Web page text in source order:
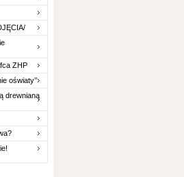
ZHP
oświaty’’
drewnianą